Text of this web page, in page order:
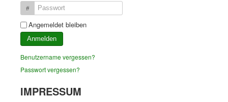
Passwort
Angemeldet bleiben
Anmelden
Benutzername vergessen?
Passwort vergessen?
IMPRESSUM